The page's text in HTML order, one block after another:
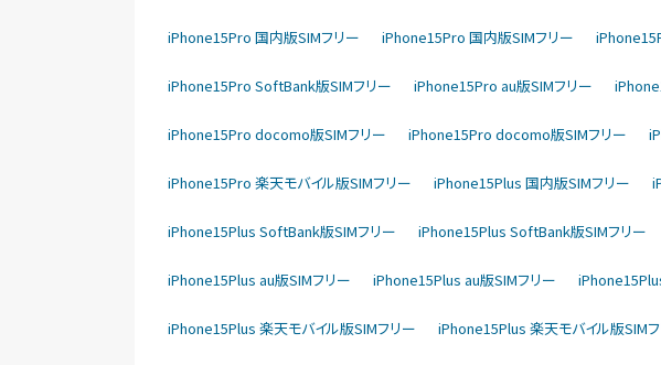
iPhone15Pro 国内版SIMフリー iPhone15Pro 国内版SIMフリー
iPhone15Pro SoftBank版SIMフリー iPhone15Pro au版SIMフリー
iPhone15Pro docomo版SIMフリー iPhone15Pro docomo版SIMフリー
iPhone15Pro 楽天モバイル版SIMフリー iPhone15Plus 国内版SIMフリー
iPhone15Plus SoftBank版SIMフリー iPhone15Plus SoftBank版SIMフリー
iPhone15Plus au版SIMフリー iPhone15Plus au版SIMフリー
iPhone15Plus 楽天モバイル版SIMフリー iPhone15Plus 楽天モバイル版SIM